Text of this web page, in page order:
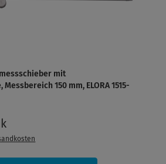
mit
150 mm, ELORA 1515-